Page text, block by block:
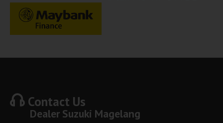
Contact Us
Dealer Suzuki Magelang